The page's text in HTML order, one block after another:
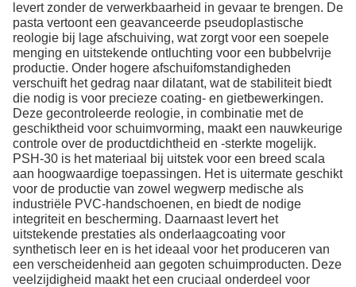
levert zonder de verwerkbaarheid in gevaar te brengen. De
pasta vertoont een geavanceerde pseudoplastische
reologie bij lage afschuiving, wat zorgt voor een soepele
menging en uitstekende ontluchting voor een bubbelvrije
productie. Onder hogere afschuifomstandigheden
verschuift het gedrag naar dilatant, wat de stabiliteit biedt
die nodig is voor precieze coating- en gietbewerkingen.
Deze gecontroleerde reologie, in combinatie met de
geschiktheid voor schuimvorming, maakt een nauwkeurige
controle over de productdichtheid en -sterkte mogelijk.
PSH-30 is het materiaal bij uitstek voor een breed scala
aan hoogwaardige toepassingen. Het is uitermate geschikt
voor de productie van zowel wegwerp medische als
industriële PVC-handschoenen, en biedt de nodige
integriteit en bescherming. Daarnaast levert het
uitstekende prestaties als onderlaagcoating voor
synthetisch leer en is het ideaal voor het produceren van
een verscheidenheid aan gegoten schuimproducten. Deze
veelzijdigheid maakt het een cruciaal onderdeel voor